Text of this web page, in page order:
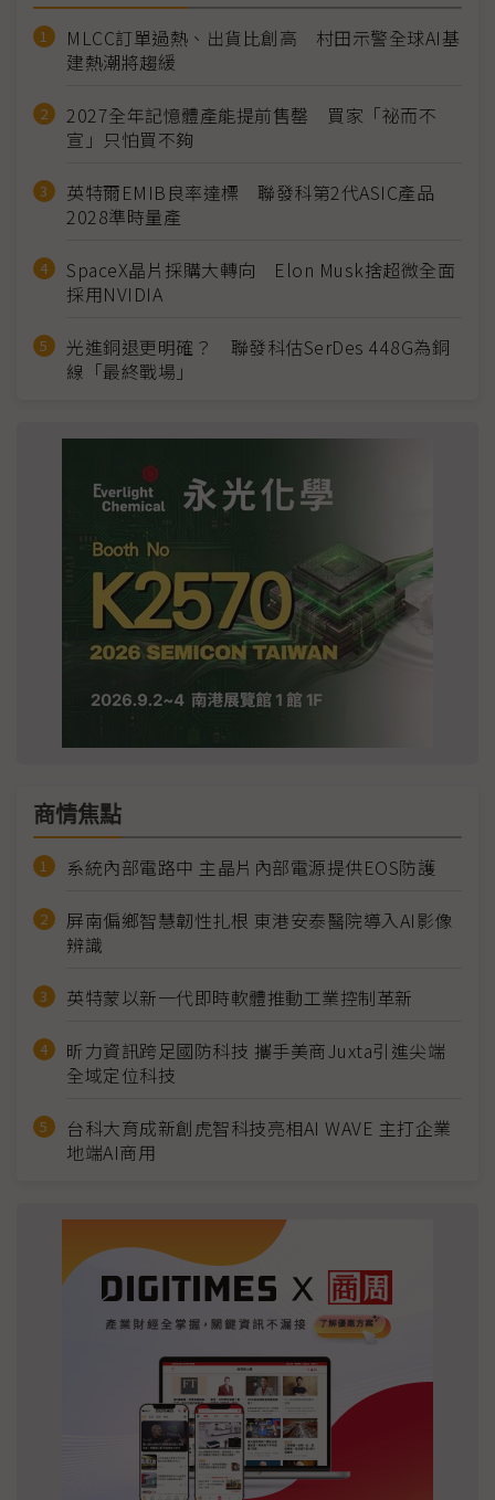
MLCC訂單過熱、出貨比創高 村田示警全球AI基
建熱潮將趨緩
2027全年記憶體產能提前售罄 買家「祕而不
宣」只怕買不夠
英特爾EMIB良率達標 聯發科第2代ASIC產品
2028準時量產
SpaceX晶片採購大轉向 Elon Musk捨超微全面
採用NVIDIA
光進銅退更明確？ 聯發科估SerDes 448G為銅
線「最終戰場」
商情焦點
系統內部電路中 主晶片內部電源提供EOS防護
屏南偏鄉智慧韌性扎根 東港安泰醫院導入AI影像
辨識
英特蒙以新一代即時軟體推動工業控制革新
昕力資訊跨足國防科技 攜手美商Juxta引進尖端
全域定位科技
台科大育成新創虎智科技亮相AI WAVE 主打企業
地端AI商用